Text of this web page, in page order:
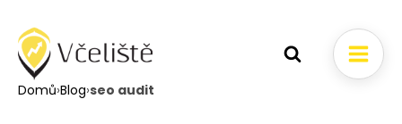
Domů›Blog›seo audit